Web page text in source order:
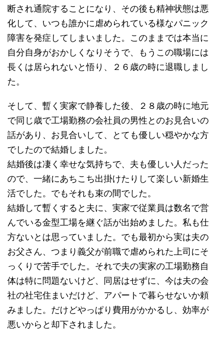
断され通院することになり、その後も精神状態は悪
化して、いつも誰かに虐められている様なパニック
障害を発症してしまいました。このままでは本当に
自分自身がおかしくなりそうで、もうこの職場には
長くは居られないと悟り、２６歳の時に退職しまし
た。
そして、暫く実家で静養した後、２８歳の時に地元
で同じ歳で工場勤務の会社員の男性とのお見合いの
話があり、お見合いして、とても優しい穏やかな方
でしたので結婚しました。
結婚後は凄く幸せな気持ちで、夫も優しい人だった
ので、一緒にあちこち出掛けたりして楽しい新婚生
活でした。でもそれも束の間でした。
結婚して暫くすると夫に、実家で従業員は数名で営
んでいる金型工場を継ぐ話が出始めました。私も仕
方ないとは思っていました。でも最初から実は夫の
お父さん、つまり義父が前職で虐められた上司にそ
っくりで苦手でした。それで夫の実家の工場勤務自
体は特に問題ないけど、同居はせずに、今は夫の会
社の社宅住まいだけど、アパートで暮らせないか頼
みました。だけどやっぱり費用がかかるし、効率が
悪いからと却下されました。